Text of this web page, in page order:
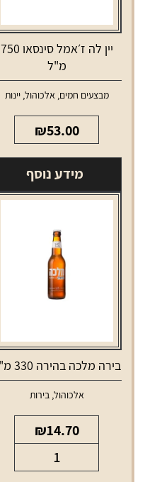
יין לה ז׳אמל סינסאו 750
מ"ל
מבצעים חמים, אלכוהול,יינות
₪53.00
מידע נוסף
בירה מלכה בהירה 330 מ"ל
אלכוהול,בירות
₪14.70
של